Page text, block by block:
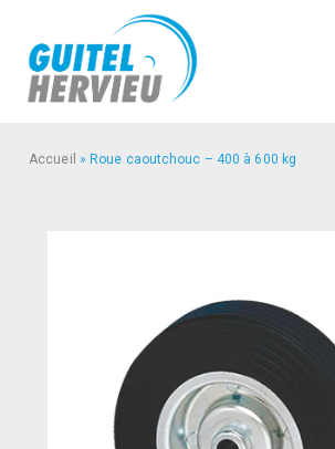
Accueil » Roue caoutchouc – 400 à 600 kg